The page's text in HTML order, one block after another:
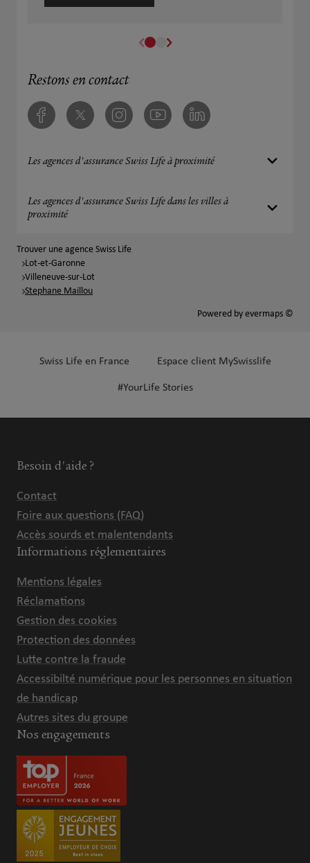
Restons en contact
FacebookTwitter InstagramYoutube Linkedin
Les agences d'assurance Swiss Life à proximité
Les agences d'assurance Swiss Life dans les villes à
proximité
Trouver une agence Swiss Life
Lot-et-Garonne
Villeneuve-sur-Lot
Stephane Maillou
Powered by evermaps ©
Swiss Life en France Espace client MySwisslife
#YourLife Stories
Besoin d'aide ?
Contact
Foire aux questions (FAQ)
Accès sourds et malentendants
Informations réglementaires
Mentions légales
Réclamations
Gestion des cookies
Protection des données
Lutte contre la fraude
Accessibilté numérique pour les personnes en situation
de handicap
Autres sites du groupe
Nos engagements